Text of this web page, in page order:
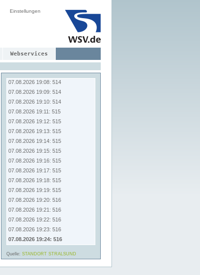
Einstellungen
Webservices
07.08.2026 19:01: 514
07.08.2026 19:05: 514
07.08.2026 19:06: 514
07.08.2026 19:07: 514
07.08.2026 19:08: 514
07.08.2026 19:09: 514
07.08.2026 19:10: 514
07.08.2026 19:11: 515
07.08.2026 19:12: 515
07.08.2026 19:13: 515
07.08.2026 19:14: 515
07.08.2026 19:15: 515
07.08.2026 19:16: 515
07.08.2026 19:17: 515
07.08.2026 19:18: 515
07.08.2026 19:19: 515
07.08.2026 19:20: 516
07.08.2026 19:21: 516
07.08.2026 19:22: 516
07.08.2026 19:23: 516
07.08.2026 19:24: 516
Quelle: STANDORT STRALSUND